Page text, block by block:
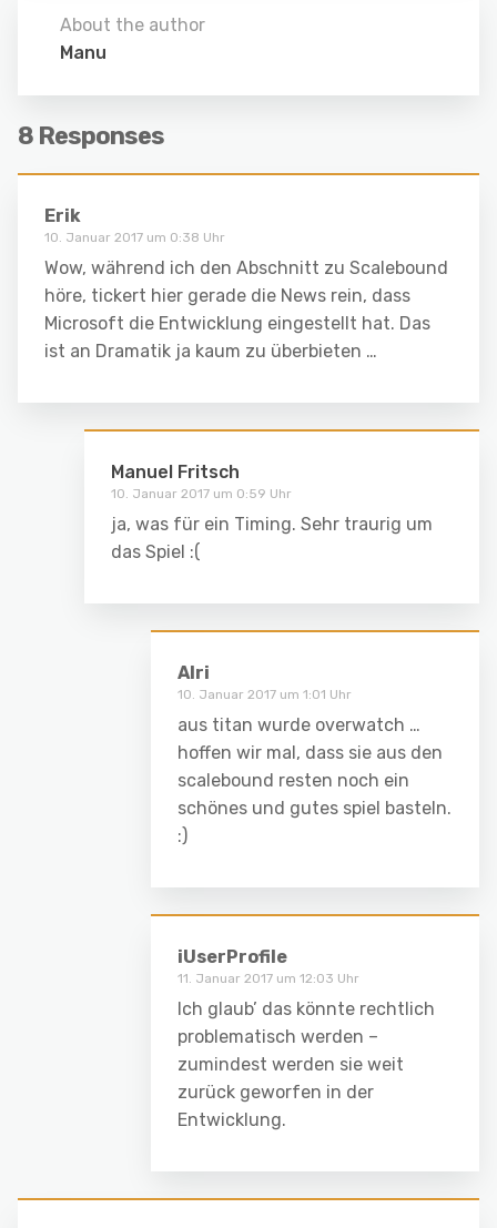
About the author
Manu
8 Responses
Erik
10. Januar 2017 um 0:38 Uhr
Wow, während ich den Abschnitt zu Scalebound
höre, tickert hier gerade die News rein, dass
Microsoft die Entwicklung eingestellt hat. Das
ist an Dramatik ja kaum zu überbieten …
Manuel Fritsch
10. Januar 2017 um 0:59 Uhr
ja, was für ein Timing. Sehr traurig um
das Spiel :(
Alri
10. Januar 2017 um 1:01 Uhr
aus titan wurde overwatch …
hoffen wir mal, dass sie aus den
scalebound resten noch ein
schönes und gutes spiel basteln.
:)
iUserProfile
11. Januar 2017 um 12:03 Uhr
Ich glaub’ das könnte rechtlich
problematisch werden –
zumindest werden sie weit
zurück geworfen in der
Entwicklung.